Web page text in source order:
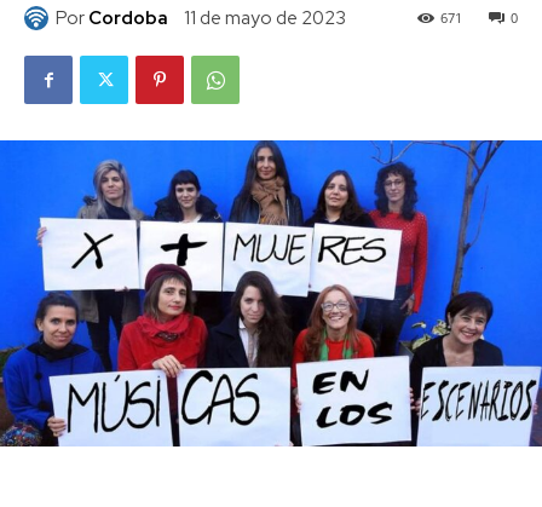
Por Cordoba 11 de mayo de 2023 0
671